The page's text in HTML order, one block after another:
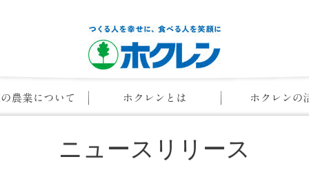
ニュースリリース